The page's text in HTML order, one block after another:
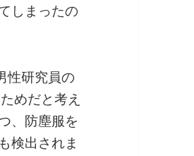
しまったの
性研究員の
めだと考え
、防塵服を
検出されま